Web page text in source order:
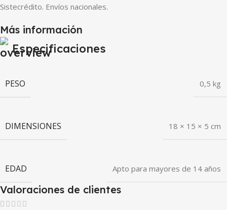
Sistecrédito. Envíos nacionales.
Más información
Especificaciones
PESO 0,5 kg
DIMENSIONES 18 × 15 × 5 cm
EDAD Apto para mayores de 14 años
Valoraciones de clientes